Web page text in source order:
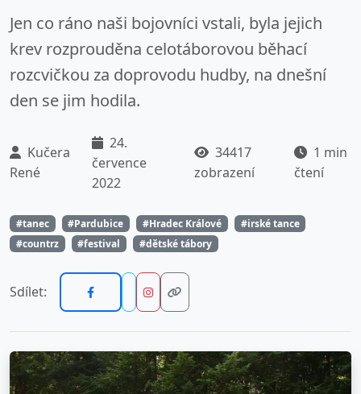
Jen co ráno naši bojovníci vstali, byla jejich
krev rozprouděna celotáborovou běhací
rozcvičkou za doprovodu hudby, na dnešní
den se jim hodila.
Kučera
René
24.
července
2022
34417
zobrazení
1 min
čtení
#tanec #Pardubice #Hradec Králové
#irské tance
#countrz
#festival #dětské tábory
Sdílet: